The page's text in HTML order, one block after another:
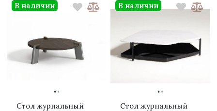
··
Стол журнальный
В наличии
··
Стол журнальный
В наличии